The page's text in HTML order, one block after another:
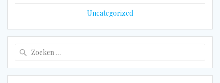
Uncategorized